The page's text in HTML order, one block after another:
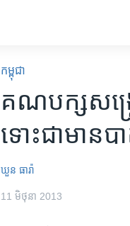
កម្ពុជា
គណបក្ស​សង្គ្
ទោះ​ជា​មាន​
ឃួន ធារ៉ា
11 មិថុនា 2013